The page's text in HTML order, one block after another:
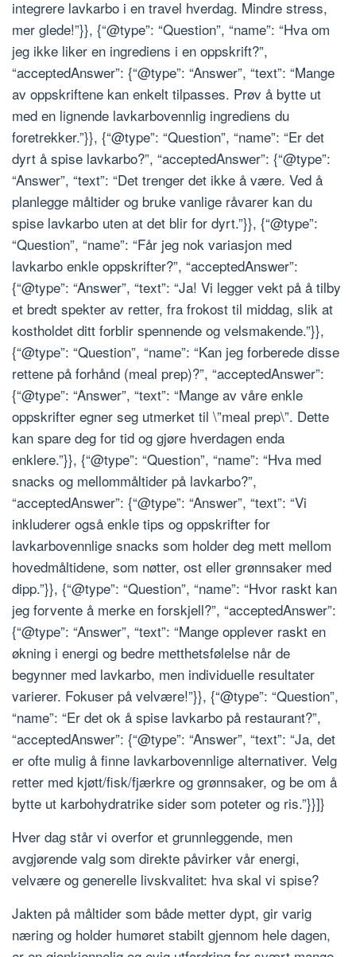
integrere lavkarbo i en travel hverdag. Mindre stress,
mer glede!”}}, {“@type”: “Question”, “name”: “Hva om
jeg ikke liker en ingrediens i en oppskrift?”,
“acceptedAnswer”: {“@type”: “Answer”, “text”: “Mange
av oppskriftene kan enkelt tilpasses. Prøv å bytte ut
med en lignende lavkarbovennlig ingrediens du
foretrekker.”}}, {“@type”: “Question”, “name”: “Er det
dyrt å spise lavkarbo?”, “acceptedAnswer”: {“@type”:
“Answer”, “text”: “Det trenger det ikke å være. Ved å
planlegge måltider og bruke vanlige råvarer kan du
spise lavkarbo uten at det blir for dyrt.”}}, {“@type”:
“Question”, “name”: “Får jeg nok variasjon med
lavkarbo enkle oppskrifter?”, “acceptedAnswer”:
{“@type”: “Answer”, “text”: “Ja! Vi legger vekt på å tilby
et bredt spekter av retter, fra frokost til middag, slik at
kostholdet ditt forblir spennende og velsmakende.”}},
{“@type”: “Question”, “name”: “Kan jeg forberede disse
rettene på forhånd (meal prep)?”, “acceptedAnswer”:
{“@type”: “Answer”, “text”: “Mange av våre enkle
oppskrifter egner seg utmerket til \”meal prep\”. Dette
kan spare deg for tid og gjøre hverdagen enda
enklere.”}}, {“@type”: “Question”, “name”: “Hva med
snacks og mellommåltider på lavkarbo?”,
“acceptedAnswer”: {“@type”: “Answer”, “text”: “Vi
inkluderer også enkle tips og oppskrifter for
lavkarbovennlige snacks som holder deg mett mellom
hovedmåltidene, som nøtter, ost eller grønnsaker med
dipp.”}}, {“@type”: “Question”, “name”: “Hvor raskt kan
jeg forvente å merke en forskjell?”, “acceptedAnswer”:
{“@type”: “Answer”, “text”: “Mange opplever raskt en
økning i energi og bedre metthetsfølelse når de
begynner med lavkarbo, men individuelle resultater
varierer. Fokuser på velvære!”}}, {“@type”: “Question”,
“name”: “Er det ok å spise lavkarbo på restaurant?”,
“acceptedAnswer”: {“@type”: “Answer”, “text”: “Ja, det
er ofte mulig å finne lavkarbovennlige alternativer. Velg
retter med kjøtt/fisk/fjærkre og grønnsaker, og be om å
bytte ut karbohydratrike sider som poteter og ris.”}}]}
Hver dag står vi overfor et grunnleggende, men
avgjørende valg som direkte påvirker vår energi,
velvære og generelle livskvalitet: hva skal vi spise?
Jakten på måltider som både metter dypt, gir varig
næring og holder humøret stabilt gjennom hele dagen,